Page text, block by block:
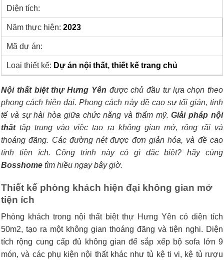
Diện tích:
Năm thực hiện: 2023
Mã dự án:
Loại thiết kế: Dự án nội thất, thiết kế trang chủ
Nội thất biệt thự Hưng Yên được chủ đầu tư lựa chọn theo
phong cách hiện đại. Phong cách này đề cao sự tối giản, tinh
tế và sự hài hòa giữa chức năng và thẩm mỹ.Giải pháp nội
thấttập trung vào việc tạo ra không gian mở, rộng rãi và
thoáng đãng. Các đường nét được đơn giản hóa, và đề cao
tính tiện ích. Công trình này có gì đặc biệt? hãy cùng
Bosshome tìm hiều ngay bây giờ.
Thiết kế phòng khách hiện đại không gian mở
tiện ích
Phòng khách trong nội thất biệt thự Hưng Yên có diện tích
50m2, tạo ra một không gian thoáng đãng và tiện nghi. Diện
tích rộng cung cấp đủ không gian để sắp xếp bộ sofa lớn 9
món, và các phụ kiện nội thất khác như tủ kệ ti vi, kệ tủ rượu